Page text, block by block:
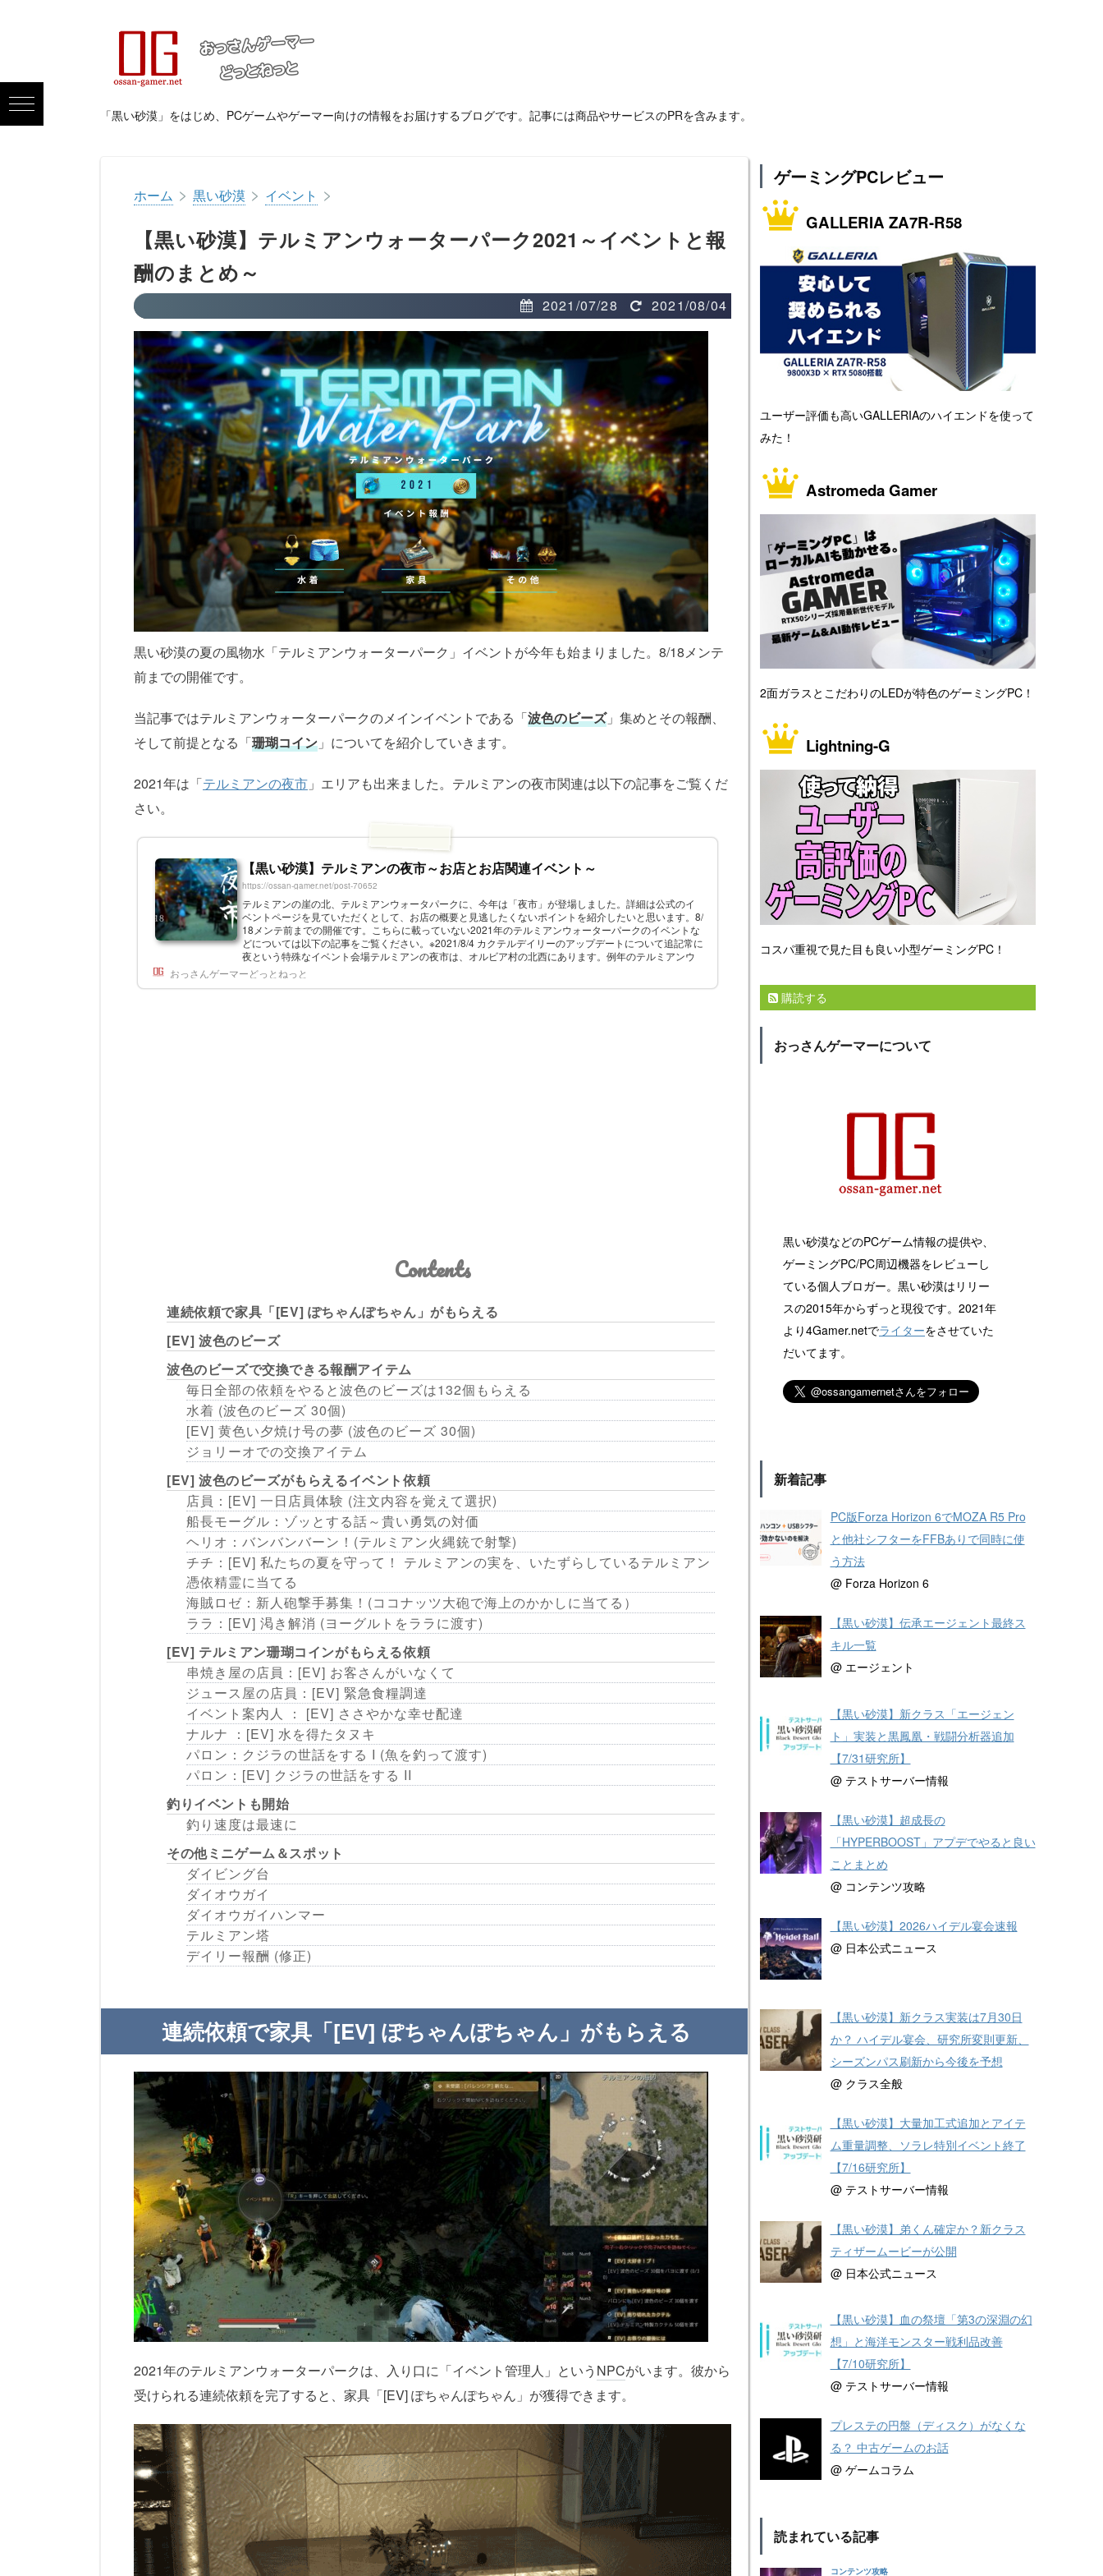
「黒い砂漠」をはじめ、PCゲームやゲーマー向けの情報をお届けするブログです。記事には商品やサービスのPRを含みます。
ホーム > 黒い砂漠 > イベント >
【黒い砂漠】テルミアンウォーターパーク2021～イベントと報
酬のまとめ～
2021/07/28 2021/08/04
黒い砂漠の夏の風物水「テルミアンウォーターパーク」イベントが今年も始まりました。8/18メンテ
前までの開催です。
当記事ではテルミアンウォーターパークのメインイベントである「波色のビーズ」集めとその報酬、
そして前提となる「珊瑚コイン 」についてを紹介していきます。
2021年は「テルミアンの夜市 」エリアも出来ました。テルミアンの夜市関連は以下の記事をご覧くだ
さい。
【黒い砂漠】テルミアンの夜市～お店とお店関連イベント～
https://ossan-gamer.net/post-70652
テルミアンの崖の北、テルミアンウォータパークに、今年は「夜市」が登場しました。詳細は公式のイ
ベントページを見ていただくとして、お店の概要と見逃したくないポイントを紹介したいと思います。8/
18メンテ前までの開催です。こちらに載っていない2021年のテルミアンウォーターパークのイベントな
どについては以下の記事をご覧ください。※2021/8/4 カクテルデイリーのアップデートについて追記常に
夜という特殊なイベント会場テルミアンの夜市は、オルビア村の北西にあります。例年のテルミアンウ
ォーターパークの場所です。テルミ...
おっさんゲーマーどっとねっと
Contents
連続依頼で家具「[EV] ぽちゃんぽちゃん」がもらえる
[EV] 波色のビーズ
波色のビーズで交換できる報酬アイテム
毎日全部の依頼をやると波色のビーズは132個もらえる
水着 (波色のビーズ 30個)
[EV] 黄色い夕焼け号の夢 (波色のビーズ 30個)
ジョリーオでの交換アイテム
[EV] 波色のビーズがもらえるイベント依頼
店員：[EV] 一日店員体験 (注文内容を覚えて選択)
船長モーグル：ゾッとする話～貴い勇気の対価
ヘリオ：バンバンバーン！(テルミアン火縄銃で射撃)
チチ：[EV] 私たちの夏を守って！ テルミアンの実を、いたずらしているテルミアン
憑依精霊に当てる
海賊ロゼ：新人砲撃手募集！(ココナッツ大砲で海上のかかしに当てる）
ララ：[EV] 渇き解消 (ヨーグルトをララに渡す)
[EV] テルミアン珊瑚コインがもらえる依頼
串焼き屋の店員：[EV] お客さんがいなくて
ジュース屋の店員：[EV] 緊急食糧調達
イベント案内人 ： [EV] ささやかな幸せ配達
ナルナ ：[EV] 水を得たタヌキ
パロン：クジラの世話をする I (魚を釣って渡す)
パロン：[EV] クジラの世話をする II
釣りイベントも開始
釣り速度は最速に
その他ミニゲーム＆スポット
ダイビング台
ダイオウガイ
ダイオウガイハンマー
テルミアン塔
デイリー報酬 (修正)
連続依頼で家具「[EV] ぽちゃんぽちゃん」がもらえる
2021年のテルミアンウォーターパークは、入り口に「イベント管理人」という NPCがいます。彼から
受けられる連続依頼を完了すると、家具「[EV] ぽちゃんぽちゃん」が獲得できます。
ゲーミングPCレビュー
GALLERIA ZA7R-R58
ユーザー評価も高いGALLERIAのハイエンドを使って
みた！
Astromeda Gamer
2面ガラスとこだわりのLEDが特色のゲーミングPC！
Lightning-G
コスパ重視で見た目も良い小型ゲーミングPC！
購読する
おっさんゲーマーについて
黒い砂漠などのPCゲーム情報の提供や、
ゲーミングPC/PC周辺機器をレビューし
ている個人ブロガー。黒い砂漠はリリー
スの2015年からずっと現役です。2021年
より4Gamer.netでライターをさせていた
だいてます。
新着記事
PC版Forza Horizon 6でMOZA R5 Pro
と他社シフターをFFBありで同時に使
う方法
@ Forza Horizon 6
【黒い砂漠】伝承エージェント最終ス
キル一覧
@ エージェント
【黒い砂漠】新クラス「エージェン
ト」実装と黒鳳凰・戦闘分析器追加
【7/31研究所】
@ テストサーバー情報
【黒い砂漠】超成長の
「HYPERBOOST」アプデでやると良い
ことまとめ
@ コンテンツ攻略
【黒い砂漠】2026ハイデル宴会速報
@ 日本公式ニュース
【黒い砂漠】新クラス実装は7月30日
か？ ハイデル宴会、研究所変則更新、
シーズンパス刷新から今後を予想
@ クラス全般
【黒い砂漠】大量加工式追加とアイテ
ム重量調整、ソラレ特別イベント終了
【7/16研究所】
@ テストサーバー情報
【黒い砂漠】弟くん確定か？新クラス
ティザームービーが公開
@ 日本公式ニュース
【黒い砂漠】血の祭壇「第3の深淵の幻
想」と海洋モンスター戦利品改善
【7/10研究所】
@ テストサーバー情報
プレステの円盤（ディスク）がなくな
る？ 中古ゲームのお話
@ ゲームコラム
読まれている記事